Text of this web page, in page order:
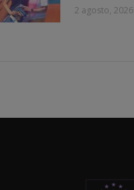
2 agosto, 2026